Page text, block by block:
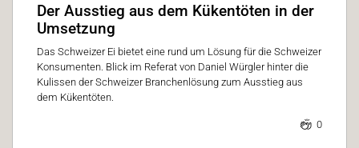
Der Ausstieg aus dem Kükentöten in der
Umsetzung
Das Schweizer Ei bietet eine rund um Lösung für die Schweizer
Konsumenten. Blick im Referat von Daniel Würgler hinter die
Kulissen der Schweizer Branchenlösung zum Ausstieg aus
dem Kükentöten.
0